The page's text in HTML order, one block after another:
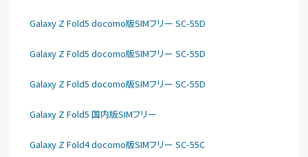
Galaxy Z Fold5 docomo版SIMフリー SC-55D
Galaxy Z Fold5 docomo版SIMフリー SC-55D
Galaxy Z Fold5 docomo版SIMフリー SC-55D
Galaxy Z Fold5 国内版SIMフリー
Galaxy Z Fold4 docomo版SIMフリー SC-55C